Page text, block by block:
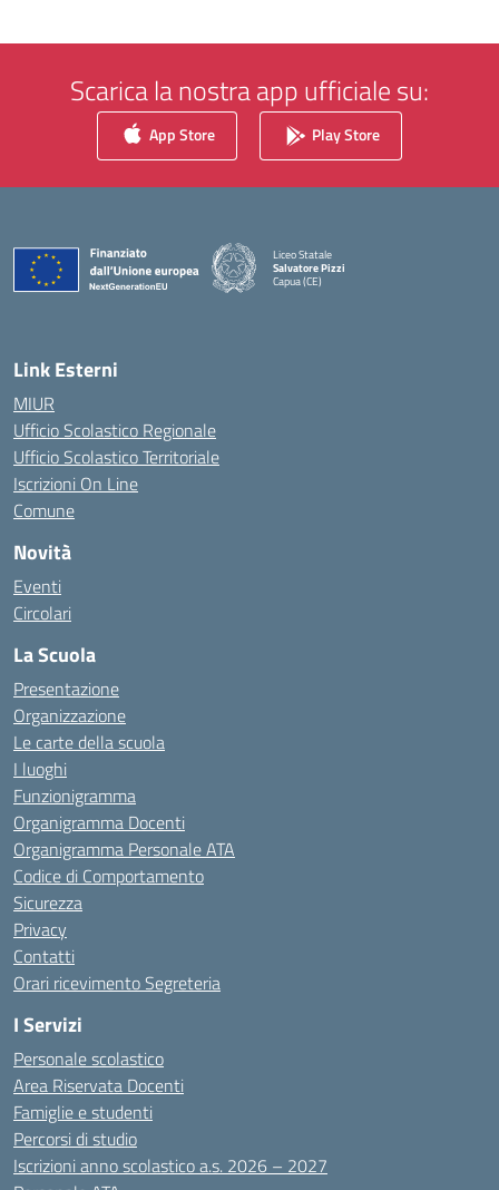
Scarica la nostra app ufficiale su:
App Store Play Store
Liceo Statale
Salvatore Pizzi
Capua (CE)
— Visita la pagina iniziale della scuola
Link Esterni
MIUR
Ufficio Scolastico Regionale
Ufficio Scolastico Territoriale
Iscrizioni On Line
Comune
Novità
Eventi
Circolari
La Scuola
Presentazione
Organizzazione
Le carte della scuola
I luoghi
Funzionigramma
Organigramma Docenti
Organigramma Personale ATA
Codice di Comportamento
Sicurezza
Privacy
Contatti
Orari ricevimento Segreteria
I Servizi
Personale scolastico
Area Riservata Docenti
Famiglie e studenti
Percorsi di studio
Iscrizioni anno scolastico a.s. 2026 – 2027